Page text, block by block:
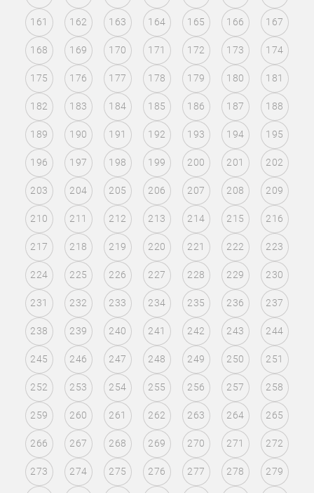
161 162 163 164 165 166 167
168 169 170 171 172 173 174
175 176 177 178 179 180 181
182 183 184 185 186 187 188
189 190 191 192 193 194 195
196 197 198 199 200 201 202
203 204 205 206 207 208 209
210 211 212 213 214 215 216
217 218 219 220 221 222 223
224 225 226 227 228 229 230
231 232 233 234 235 236 237
238 239 240 241 242 243 244
245 246 247 248 249 250 251
252 253 254 255 256 257 258
259 260 261 262 263 264 265
266 267 268 269 270 271 272
273 274 275 276 277 278 279